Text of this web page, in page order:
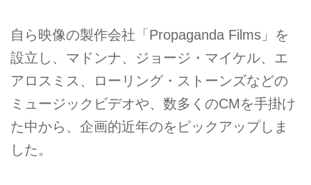
自ら映像の製作会社「Propaganda Films」を
設立し、マドンナ、ジョージ・マイケル、エ
アロスミス、ローリング・ストーンズなどの
ミュージックビデオや、数多くのCMを手掛け
た中から、企画的近年のをピックアップしま
した。